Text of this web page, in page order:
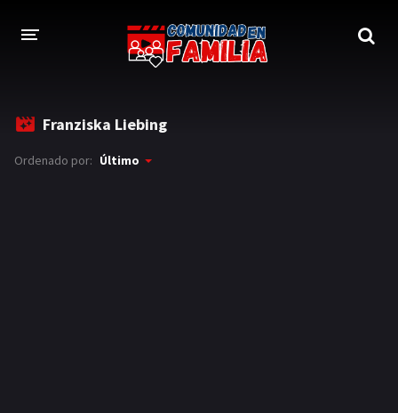
Franziska Liebing
Ordenado por: Último